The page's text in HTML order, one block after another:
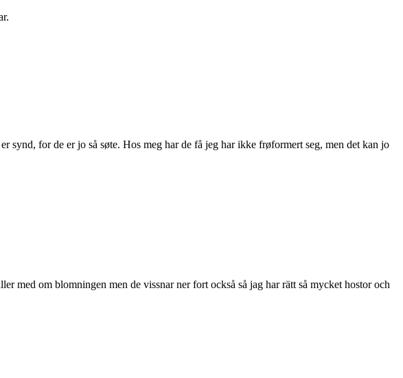
synd, for de er jo så søte. Hos meg har de få jeg har ikke frøformert seg, men det kan jo
med om blomningen men de vissnar ner fort också så jag har rätt så mycket hostor och